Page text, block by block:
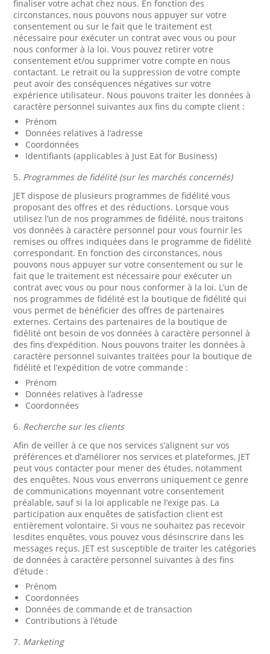
finaliser votre achat chez nous. En fonction des
circonstances, nous pouvons nous appuyer sur votre
consentement ou sur le fait que le traitement est
nécessaire pour exécuter un contrat avec vous ou pour
nous conformer à la loi. Vous pouvez retirer votre
consentement et/ou supprimer votre compte en nous
contactant. Le retrait ou la suppression de votre compte
peut avoir des conséquences négatives sur votre
expérience utilisateur. Nous pouvons traiter les données à
caractère personnel suivantes aux fins du compte client :
Prénom
Données relatives à l’adresse
Coordonnées
Identifiants (applicables à Just Eat for Business)
5. Programmes de fidélité (sur les marchés concernés)
JET dispose de plusieurs programmes de fidélité vous
proposant des offres et des réductions. Lorsque vous
utilisez l’un de nos programmes de fidélité, nous traitons
vos données à caractère personnel pour vous fournir les
remises ou offres indiquées dans le programme de fidélité
correspondant. En fonction des circonstances, nous
pouvons nous appuyer sur votre consentement ou sur le
fait que le traitement est nécessaire pour exécuter un
contrat avec vous ou pour nous conformer à la loi. L’un de
nos programmes de fidélité est la boutique de fidélité qui
vous permet de bénéficier des offres de partenaires
externes. Certains des partenaires de la boutique de
fidélité ont besoin de vos données à caractère personnel à
des fins d’expédition. Nous pouvons traiter les données à
caractère personnel suivantes traitées pour la boutique de
fidélité et l’expédition de votre commande :
Prénom
Données relatives à l’adresse
Coordonnées
6. Recherche sur les clients
Afin de veiller à ce que nos services s’alignent sur vos
préférences et d’améliorer nos services et plateformes, JET
peut vous contacter pour mener des études, notamment
des enquêtes. Nous vous enverrons uniquement ce genre
de communications moyennant votre consentement
préalable, sauf si la loi applicable ne l’exige pas. La
participation aux enquêtes de satisfaction client est
entièrement volontaire. Si vous ne souhaitez pas recevoir
lesdites enquêtes, vous pouvez vous désinscrire dans les
messages reçus. JET est susceptible de traiter les catégories
de données à caractère personnel suivantes à des fins
d’étude :
Prénom
Coordonnées
Données de commande et de transaction
Contributions à l’étude
7. Marketing